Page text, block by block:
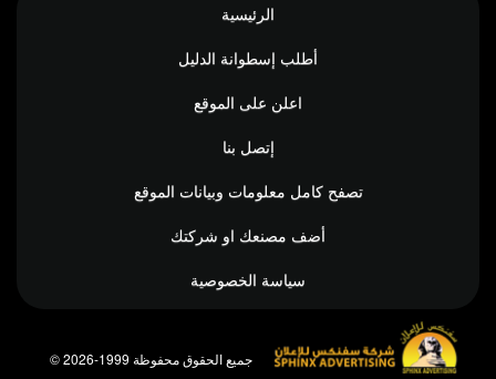
الرئيسية
أطلب إسطوانة الدليل
اعلن على الموقع
إتصل بنا
تصفح كامل معلومات وبيانات الموقع
أضف مصنعك او شركتك
سياسة الخصوصية
© جميع الحقوق محفوظة 1999-2026